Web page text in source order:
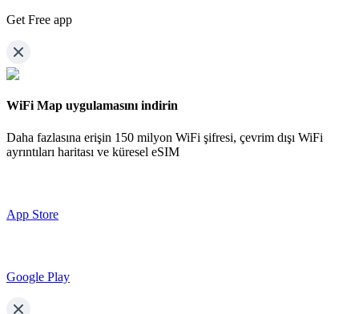
Get Free app
WiFi Map uygulamasını indirin
Daha fazlasına erişin 150 milyon WiFi şifresi, çevrim dışı WiFi
ayrıntıları haritası ve küresel eSIM
App Store
Google Play